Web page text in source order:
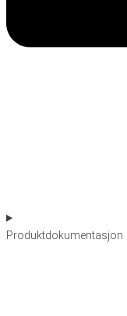
Produktdokumentasjon